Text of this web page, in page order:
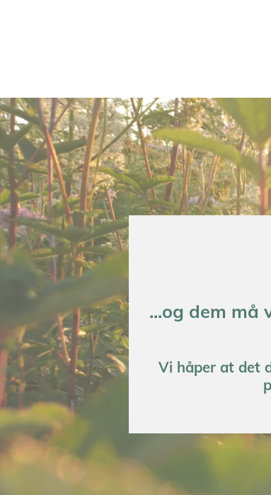
...og dem må
Vi håper at det